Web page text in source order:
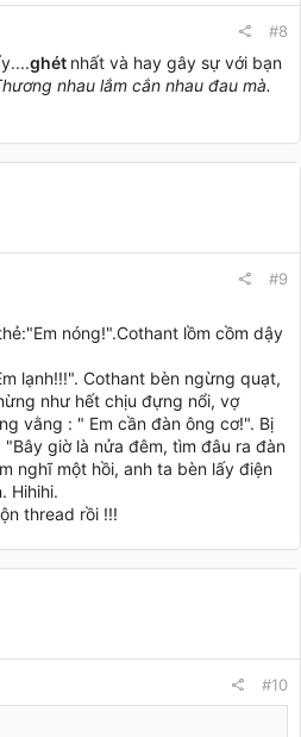
#8
ghét nhất và hay gây sự với bạn
nhau lắm cắn nhau đau mà.
#9
nóng!".Cothant lồm cồm dậy
lạnh!!!". Cothant bèn ngừng quạt,
như hết chịu đựng nổi, vợ
vằng : " Em cần đàn ông cơ!". Bị
giờ là nửa đêm, tìm đâu ra đàn
nghĩ một hồi, anh ta bèn lấy điện
Hihihi.
thread rồi !!!
#10